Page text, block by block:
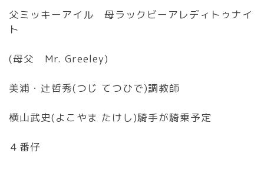
父ミッキーアイル 母ラックビーアレディトゥナイ
ト
(母父 Mr. Greeley)
美浦・辻哲秀(つじ てつひで)調教師
横山武史(よこやま たけし)騎手が騎乗予定
４番仔